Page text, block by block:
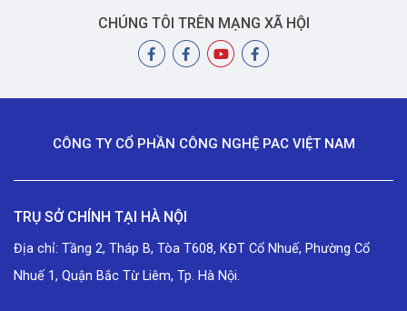
CHÚNG TÔI TRÊN MẠNG XÃ HỘI
CÔNG TY CỔ PHẦN CÔNG NGHỆ PAC VIỆT NAM
TRỤ SỞ CHÍNH TẠI HÀ NỘI
Địa chỉ: Tầng 2, Tháp B, Tòa T608, KĐT Cổ Nhuế, Phường Cổ
Nhuế 1, Quận Bắc Từ Liêm, Tp. Hà Nội.